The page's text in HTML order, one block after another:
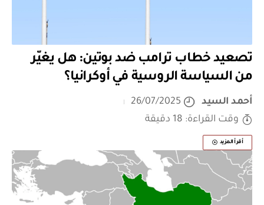
تصعيد خطاب ترامب ضد بوتين: هل يغيّر
من السياسة الروسية في أوكرانيا؟
أحمد السيد
26/07/2025
وقت القراءة: 18 دقيقة
أقرأ المزيد